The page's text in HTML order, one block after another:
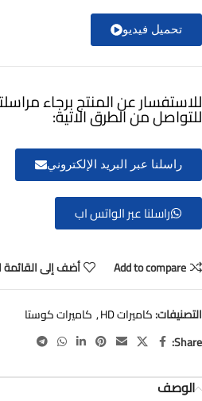
تحميل فيديو
للاستفسار عن المنتج برجاء
للتواصل من الطرق الاتية:
راسلنا عبر البريد الإلكتروني
راسلنا عبر الواتس اب
Add to compare أضف إلى
التصنيفات:كاميرات HD , كاميرات كوستا
Share:
الوصف